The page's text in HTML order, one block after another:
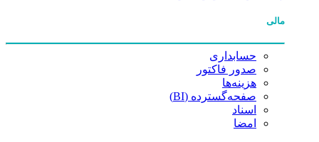
مالی
حسابداری
صدور فاکتور
هزینه‌ها
صفحه‌گسترده (BI)
اسناد
امضا